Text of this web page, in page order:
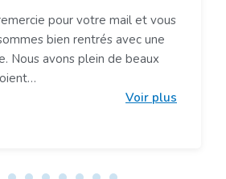
pour votre mail et vous
bien rentrés avec une
Nous avons plein de beaux
Voir plus